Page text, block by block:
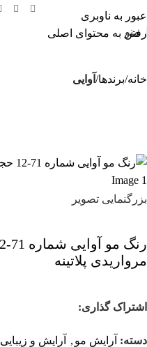
عبور به ناوبری
رفتن به محتوای اصلی
منو
خانه برندها آوایی
بزرگنمایی تصویر
مرواریدی پلاتینه
اشتراک گذاری:
دسته: آرایش مو , آرایش و زیبایی